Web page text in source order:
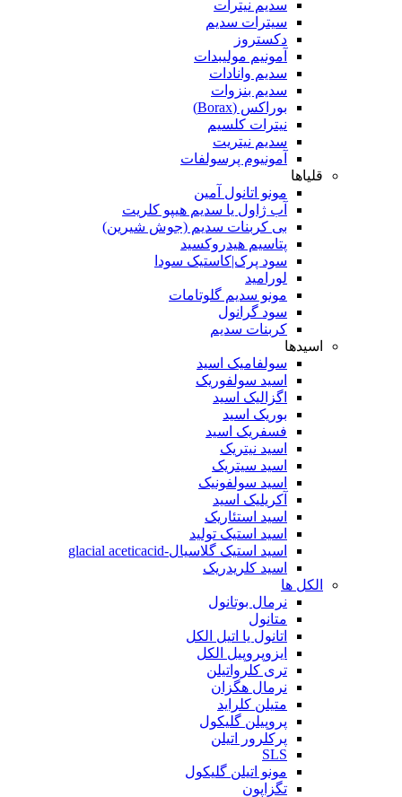
سدیم نیترات
سیترات سدیم
دکستروز
آمونیم مولیبدات
سدیم وانادات
سدیم بنزوات
بوراکس (Borax)
نیترات کلسیم
سدیم نیتریت
آمونیوم پرسولفات
قلیاها
مونو اتانول آمین
آب ژاول یا سدیم هیپو کلریت
بی کربنات سدیم (جوش شیرین)
پتاسیم هیدروکسید
سود پرک|کاستیک سودا
لورامید
مونو سدیم گلوتامات
سود گرانول
کربنات سدیم
اسیدها
سولفامیک اسید
اسید سولفوریک
اگزالیک اسید
بوریک اسید
فسفریک اسید
اسید نیتریک
اسید سیتریک
اسید سولفونیک
آکریلیک اسید
اسید استئاریک
اسید استیک تولید
اسید استیک گلاسیال-glacial aceticacid
اسید کلریدریک
الکل ها
نرمال بوتانول
متانول
اتانول یا اتیل الکل
ایزوپروپیل الکل
تری کلرواتیلن
نرمال هگزان
متیلن کلراید
پروپیلن گلیکول
پرکلرور اتیلن
SLS
مونو اتیلن گلیکول
تگزاپون